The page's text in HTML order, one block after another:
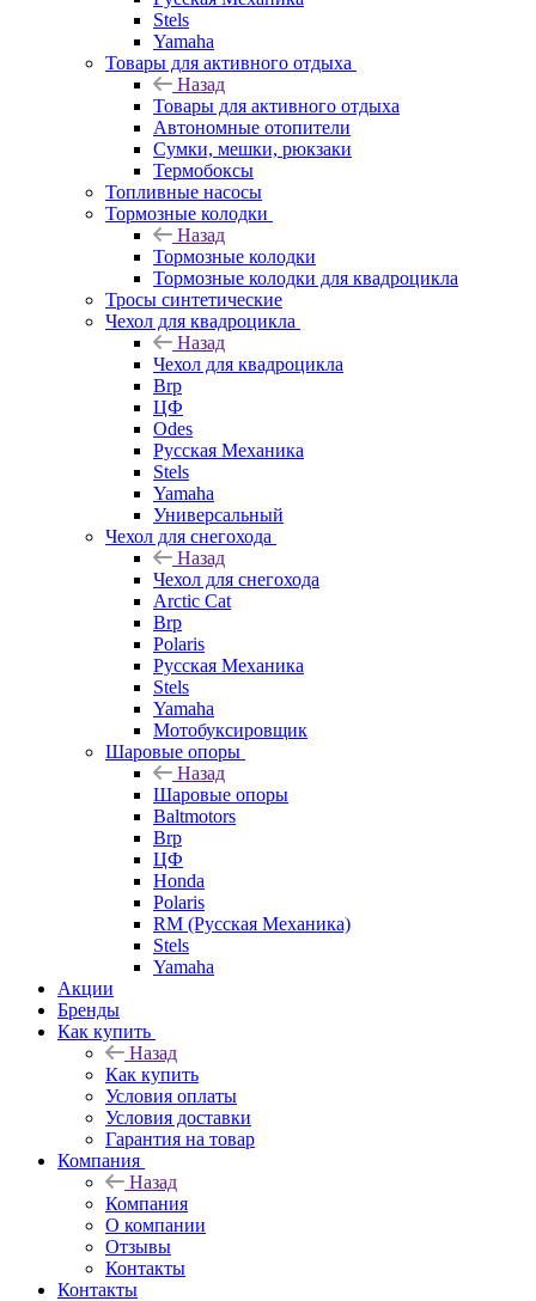
Stels
Yamaha
Товары для активного отдыха
Назад
Товары для активного отдыха
Автономные отопители
Сумки, мешки, рюкзаки
Термобоксы
Топливные насосы
Тормозные колодки
Назад
Тормозные колодки
Тормозные колодки для квадроцикла
Тросы синтетические
Чехол для квадроцикла
Назад
Чехол для квадроцикла
Brp
ЦФ
Odes
Русская Механика
Stels
Yamaha
Универсальный
Чехол для снегохода
Назад
Чехол для снегохода
Arctic Cat
Brp
Polaris
Русская Механика
Stels
Yamaha
Мотобуксировщик
Шаровые опоры
Назад
Шаровые опоры
Baltmotors
Brp
ЦФ
Honda
Polaris
RM (Русская Механика)
Stels
Yamaha
Акции
Бренды
Как купить
Назад
Как купить
Условия оплаты
Условия доставки
Гарантия на товар
Компания
Назад
Компания
О компании
Отзывы
Контакты
Контакты